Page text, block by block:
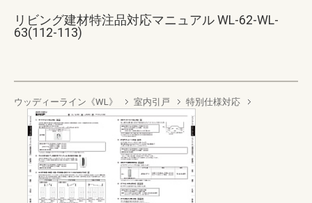
リビング建材特注品対応マニュアル WL-62-WL-
63(112-113)
ウッディーライン《WL》 室内引戸 特別仕様対応